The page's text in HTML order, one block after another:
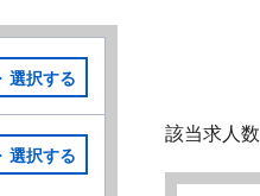
該当求人数
選択する
選択する